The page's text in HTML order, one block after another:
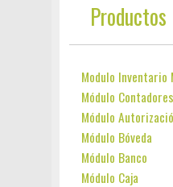
Productos
Modulo Inventario
Módulo
Módulo
Módulo Bóveda
Módulo Banco
Módulo Caja